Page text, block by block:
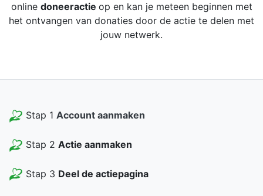
online doneeractie op en kan je meteen beginnen met
het ontvangen van donaties door de actie te delen met
jouw netwerk.
Stap 1 Account aanmaken
Stap 2 Actie aanmaken
Stap 3 Deel de actiepagina